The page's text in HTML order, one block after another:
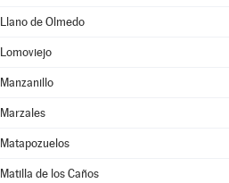
Llano de Olmedo
Lomoviejo
Manzanillo
Marzales
Matapozuelos
Matilla de los Caños